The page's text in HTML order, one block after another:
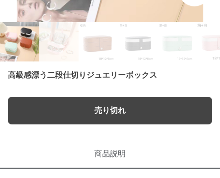
高級感漂う二段仕切りジュエリーボックス
売り切れ
商品説明